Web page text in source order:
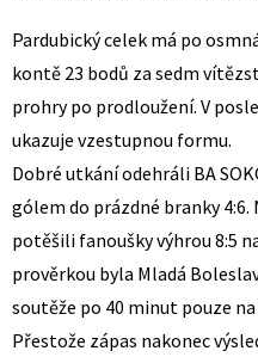
Pardubický celek má po
kontě 23 bodů za sedm
prohry po prodloužení. V
ukazuje vzestupnou formu.
Dobré utkání odehráli BA
gólem do prázdné branky
potěšili fanoušky výhrou 8:5
prověrkou byla Mladá
soutěže po 40 minut pouze
Přestože zápas nakonec